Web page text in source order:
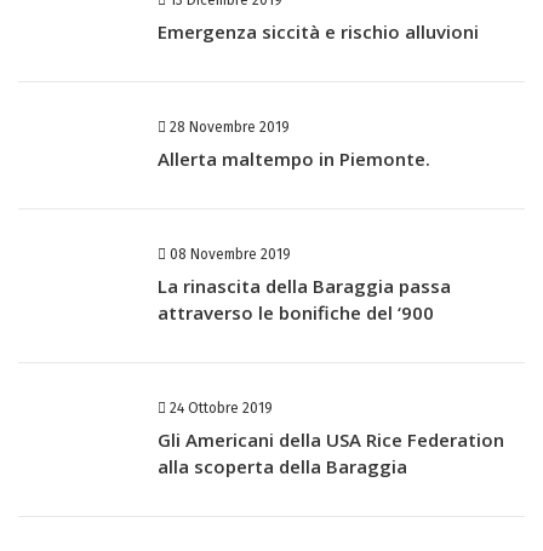
Emergenza siccità e rischio alluvioni
28 Novembre 2019
Allerta maltempo in Piemonte.
08 Novembre 2019
La rinascita della Baraggia passa
attraverso le bonifiche del ‘900
24 Ottobre 2019
Gli Americani della USA Rice Federation
alla scoperta della Baraggia